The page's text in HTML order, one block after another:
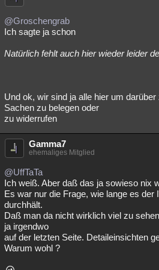
@Groschengrab
Ich sagte ja schon
Natürlich fehlt auch hier wieder leider
Und ok, wir sind ja alle hier um
Sachen zu belegen oder
zu widerrufen
Gamma7
ehemaliges Mitglied
@UffTaTa
Ich weiß. Aber daß das ja sowieso nix
Es war nur die Frage, wie lange es der
durchhält.
Daß man da nicht wirklich viel zu
ja irgendwo
auf der letzten Seite. Detaileinsichten
Warum wohl ?